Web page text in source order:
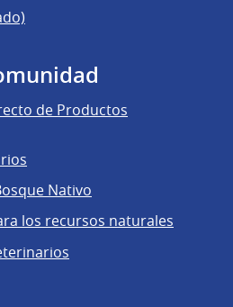
de Productos
Nativo
los recursos naturales